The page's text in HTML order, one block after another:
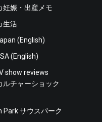
妊娠・出産メモ
生活
(English)
(English)
show reviews
ルチャーショック
Park サウスパーク